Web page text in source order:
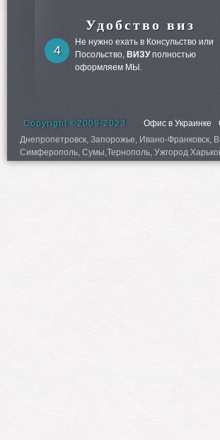
Удобство виз
4
Не нужно ехать в Консульство или
Посольство, ВИЗУполностью
оформляем МЫ.
Copyright ©2009-2023 Офис в Украинке
Днепропетровск, Запорожье, Ивано-Франковск,
Симферополь, Сумы,Тернополь, Ужгород